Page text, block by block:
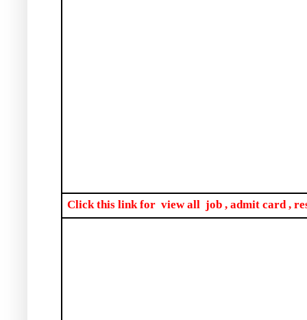
Click this link for view all job , admit card ,